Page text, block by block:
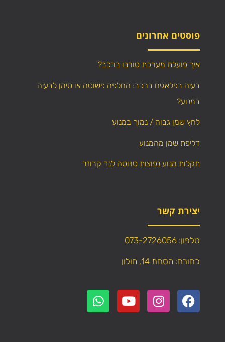
פוסטים אחרונים
איך פועלת מערכת טורבו ברכב?
בעיה בפלאגים ברכב: החלפה פשוטה או סימן לבעיה
במנוע?
לחץ שמן גבוה / נמוך במנוע
דליפת שמן מהמנוע
תקלות מנוע נפוצות טויוטה לנד קרוזר
יצירת קשר
טלפון: 073-2726056
כתובת: הסתת 14, חולון